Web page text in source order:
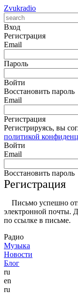
Zvukradio
Вход
Регистрация
Email
Пароль
Войти
Восстановить пароль
Email
Регистрация
Регистрируясь, вы
политикой
Войти
Email
Восстановить пароль
Регистрация
Письмо успешно
электронной почты.
по ссылке в письме.
Радио
Музыка
Новости
Блог
ru
en
ru